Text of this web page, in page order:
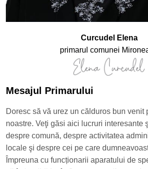
Curcudel Elena
primarul comunei
Mesajul Primarului
Doresc să vă urez un călduros bun venit
noastre. Veţi găsi aici lucruri interesante
despre comună, despre activitatea
locale şi despre cei pe care
Împreuna cu funcționarii aparatului de